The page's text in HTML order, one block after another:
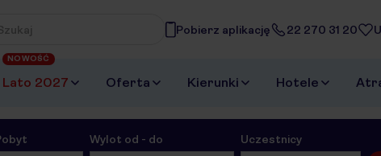
frazę, której szukasz
Pobierz aplikację 22 270 31 20
Lato 2027
NOWOŚĆ
Oferta Kierunki Hotele
Wylot od - do Uczestnicy